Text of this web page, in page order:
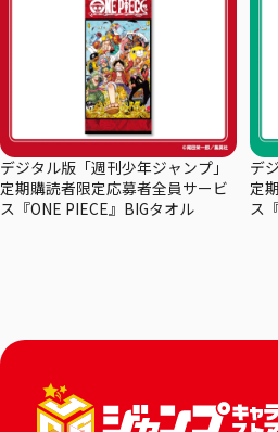
デジタル版「週刊少年ジャンプ」
定期購読者限定応募者全員サービ
ス『ONE PIECE』BIGタオル
デ
定
ス